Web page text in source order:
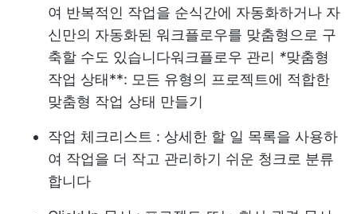
여 반복적인 작업을 순식간에 자동화하거나 자
신만의 자동화된 워크플로우를 맞춤형으로 구
축할 수도 있습니다워크플로우 관리 *맞춤형
작업 상태**: 모든 유형의 프로젝트에 적합한
맞춤형 작업 상태 만들기
작업 체크리스트 : 상세한 할 일 목록을 사용하
여 작업을 더 작고 관리하기 쉬운 청크로 분류
합니다